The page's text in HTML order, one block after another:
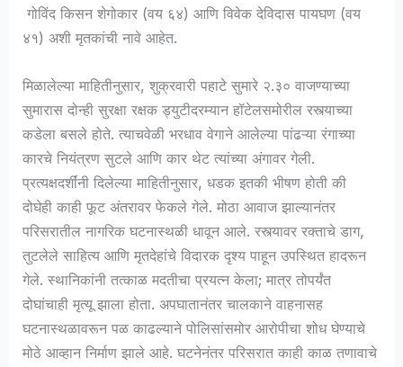
गोविंद किसन शेगोकार (वय ६४) आणि विवेक देविदास पायघण (वय
४१) अशी मृतकांची नावे आहेत.
मिळालेल्या माहितीनुसार, शुक्रवारी पहाटे सुमारे २.३० वाजण्याच्या
सुमारास दोन्ही सुरक्षा रक्षक ड्युटीदरम्यान हॉटेलसमोरील रस्त्याच्या
कडेला बसले होते. त्याचवेळी भरधाव वेगाने आलेल्या पांढऱ्या रंगाच्या
कारचे नियंत्रण सुटले आणि कार थेट त्यांच्या अंगावर गेली.
प्रत्यक्षदर्शींनी दिलेल्या माहितीनुसार, धडक इतकी भीषण होती की
दोघेही काही फूट अंतरावर फेकले गेले. मोठा आवाज झाल्यानंतर
परिसरातील नागरिक घटनास्थळी धावून आले. रस्त्यावर रक्ताचे डाग,
तुटलेले साहित्य आणि मृतदेहांचे विदारक दृश्य पाहून उपस्थित हादरून
गेले. स्थानिकांनी तत्काळ मदतीचा प्रयत्न केला; मात्र तोपर्यंत
दोघांचाही मृत्यू झाला होता. अपघातानंतर चालकाने वाहनासह
घटनास्थळावरून पळ काढल्याने पोलिसांसमोर आरोपीचा शोध घेण्याचे
मोठे आव्हान निर्माण झाले आहे. घटनेनंतर परिसरात काही काळ तणावाचे